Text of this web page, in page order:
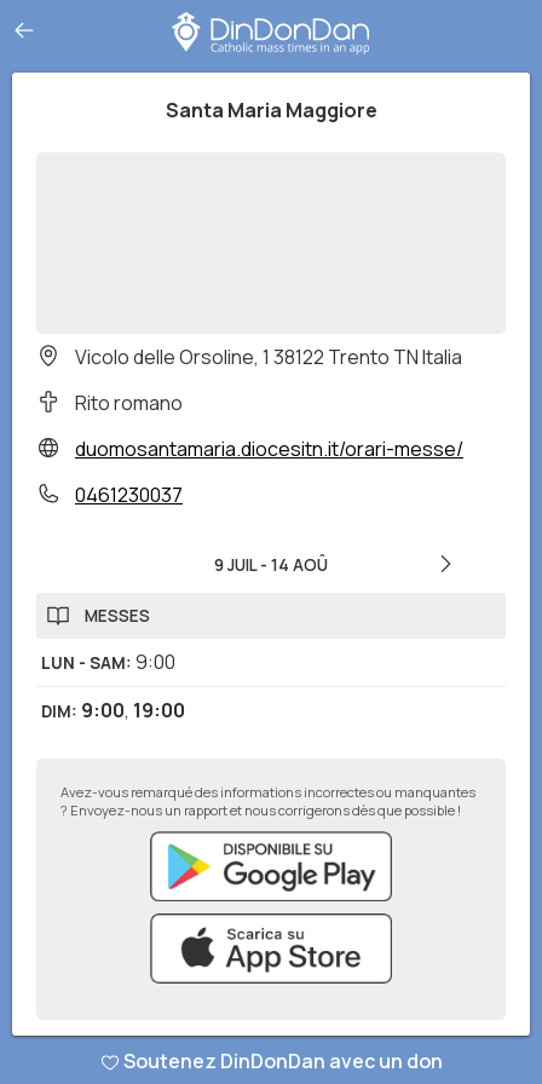
Santa Maria Maggiore
Vicolo delle Orsoline, 1 38122 Trento TN Italia
Rito romano
duomosantamaria.diocesitn.it/orari-messe/
0461230037
9 JUIL- 14 AOÛ
MESSES
LUN - SAM: 9:00
DIM: 9:00, 19:00
Avez-vous remarqué des informations incorrectes ou manquantes
? Envoyez-nous un rapport et nous corrigerons dès que possible !
© DinDonDan App 2026–Politique de confidentialité –Ajouter à votre
site web
Soutenez DinDonDan avec un don